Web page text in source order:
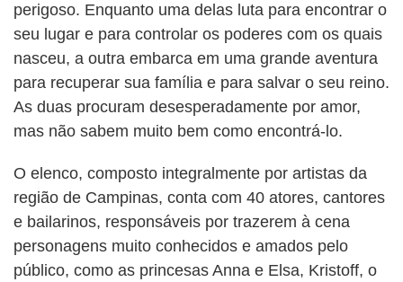
perigoso. Enquanto uma delas luta para encontrar o
seu lugar e para controlar os poderes com os quais
nasceu, a outra embarca em uma grande aventura
para recuperar sua família e para salvar o seu reino.
As duas procuram desesperadamente por amor,
mas não sabem muito bem como encontrá-lo.
O elenco, composto integralmente por artistas da
região de Campinas, conta com 40 atores, cantores
e bailarinos, responsáveis por trazerem à cena
personagens muito conhecidos e amados pelo
público, como as princesas Anna e Elsa, Kristoff, o